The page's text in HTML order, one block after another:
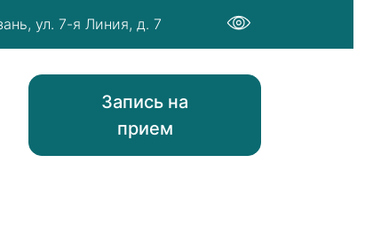
ул. 7-я Линия, д. 7
Запись на
прием